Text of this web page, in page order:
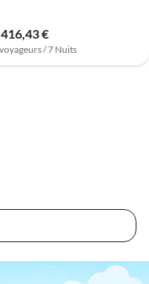
€
/ 7 Nuits